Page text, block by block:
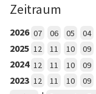
Zeitraum
2026 07 06 05 04
2025 12 11 10 09
2024 12 11 10 09
2023 12 11 10 09